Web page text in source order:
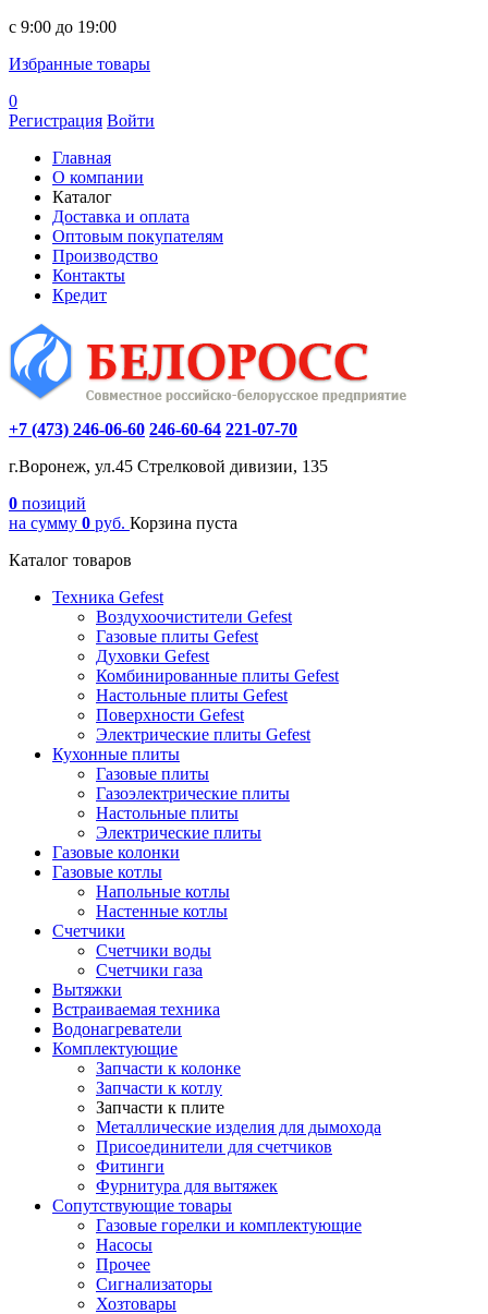
c 9:00 до 19:00
Избранные товары
0
Регистрация Войти
Главная
О компании
Каталог
Доставка и оплата
Оптовым покупателям
Производство
Контакты
Кредит
+7 (473) 246-06-60 246-60-64 221-07-70
г.Воронеж, ул.45 Стрелковой дивизии, 135
0 позиций
на сумму 0 руб. Корзина пуста
Каталог товаров
Техника Gefest
Воздухоочистители Gefest
Газовые плиты Gefest
Духовки Gefest
Комбинированные плиты Gefest
Настольные плиты Gefest
Поверхности Gefest
Электрические плиты Gefest
Кухонные плиты
Газовые плиты
Газоэлектрические плиты
Настольные плиты
Электрические плиты
Газовые колонки
Газовые котлы
Напольные котлы
Настенные котлы
Счетчики
Счетчики воды
Счетчики газа
Вытяжки
Встраиваемая техника
Водонагреватели
Комплектующие
Запчасти к колонке
Запчасти к котлу
Запчасти к плите
Металлические изделия для дымохода
Присоединители для счетчиков
Фитинги
Фурнитура для вытяжек
Сопутствующие товары
Газовые горелки и комплектующие
Насосы
Прочее
Сигнализаторы
Хозтовары